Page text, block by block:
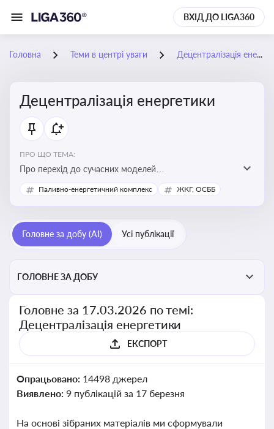
ВХІД ДО LIGA360
Головна Теми в центрі уваги Децентралізація енергетики
Децентралізація енергетики
ПРО ЩО ТЕМА:
Про перехід до сучасних моделей
енергозабезпечення, де виробництво електроенергії
здійснюється ближче до споживача. Це важливо для
втрат при транспортуванні енергії та стимулювання
розвитку відновлюваних джерел
Паливно-енергетичний комплекс ЖКГ, ОСББ
Головне за добу (AI) Усі публікації
ГОЛОВНЕ ЗА ДОБУ
Головне за 17.03.2026 по темі:
Децентралізація енергетики
ЕКСПОРТ
Опрацьовано: 14498 джерел
Виявлено: 9 публікацій за 17 березня
На основі зібраних матеріалів ми сформували